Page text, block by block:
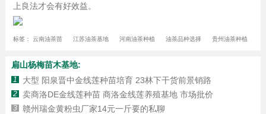
上良法才会有好效益。
标签： 云南油茶苗 江苏油茶基地 河南油茶种植 油茶品种选择 贵州油茶种植
扁山杨梅苗木基地:
1 大型 阳泉晋中金线莲种苗培育 23林下干货前景销路
2 卖商洛DE金线莲种苗 商洛金线莲养殖基地 市场批价
3 赣州瑞金黄粉虫厂家14元一斤要的私聊